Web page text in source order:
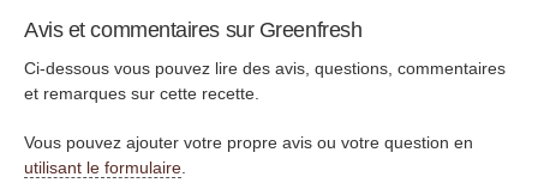
Avis et commentaires sur Greenfresh
Ci-dessous vous pouvez lire des avis, questions, commentaires
et remarques sur cette recette.
Vous pouvez ajouter votre propre avis ou votre question en
utilisant le formulaire